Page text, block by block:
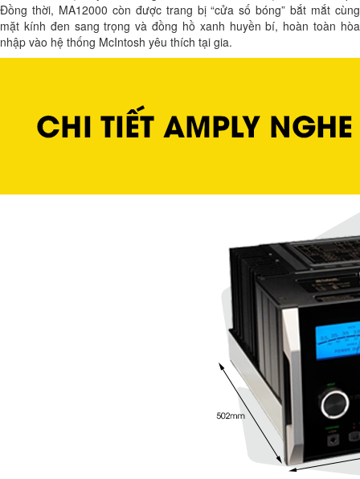
Đồng thời, MA12000 còn được trang bị “cửa số bóng” bắt mắt cùng
mặt kính đen sang trọng và đồng hồ xanh huyền bí, hoàn toàn hòa
nhập vào hệ thống McIntosh yêu thích tại gia.